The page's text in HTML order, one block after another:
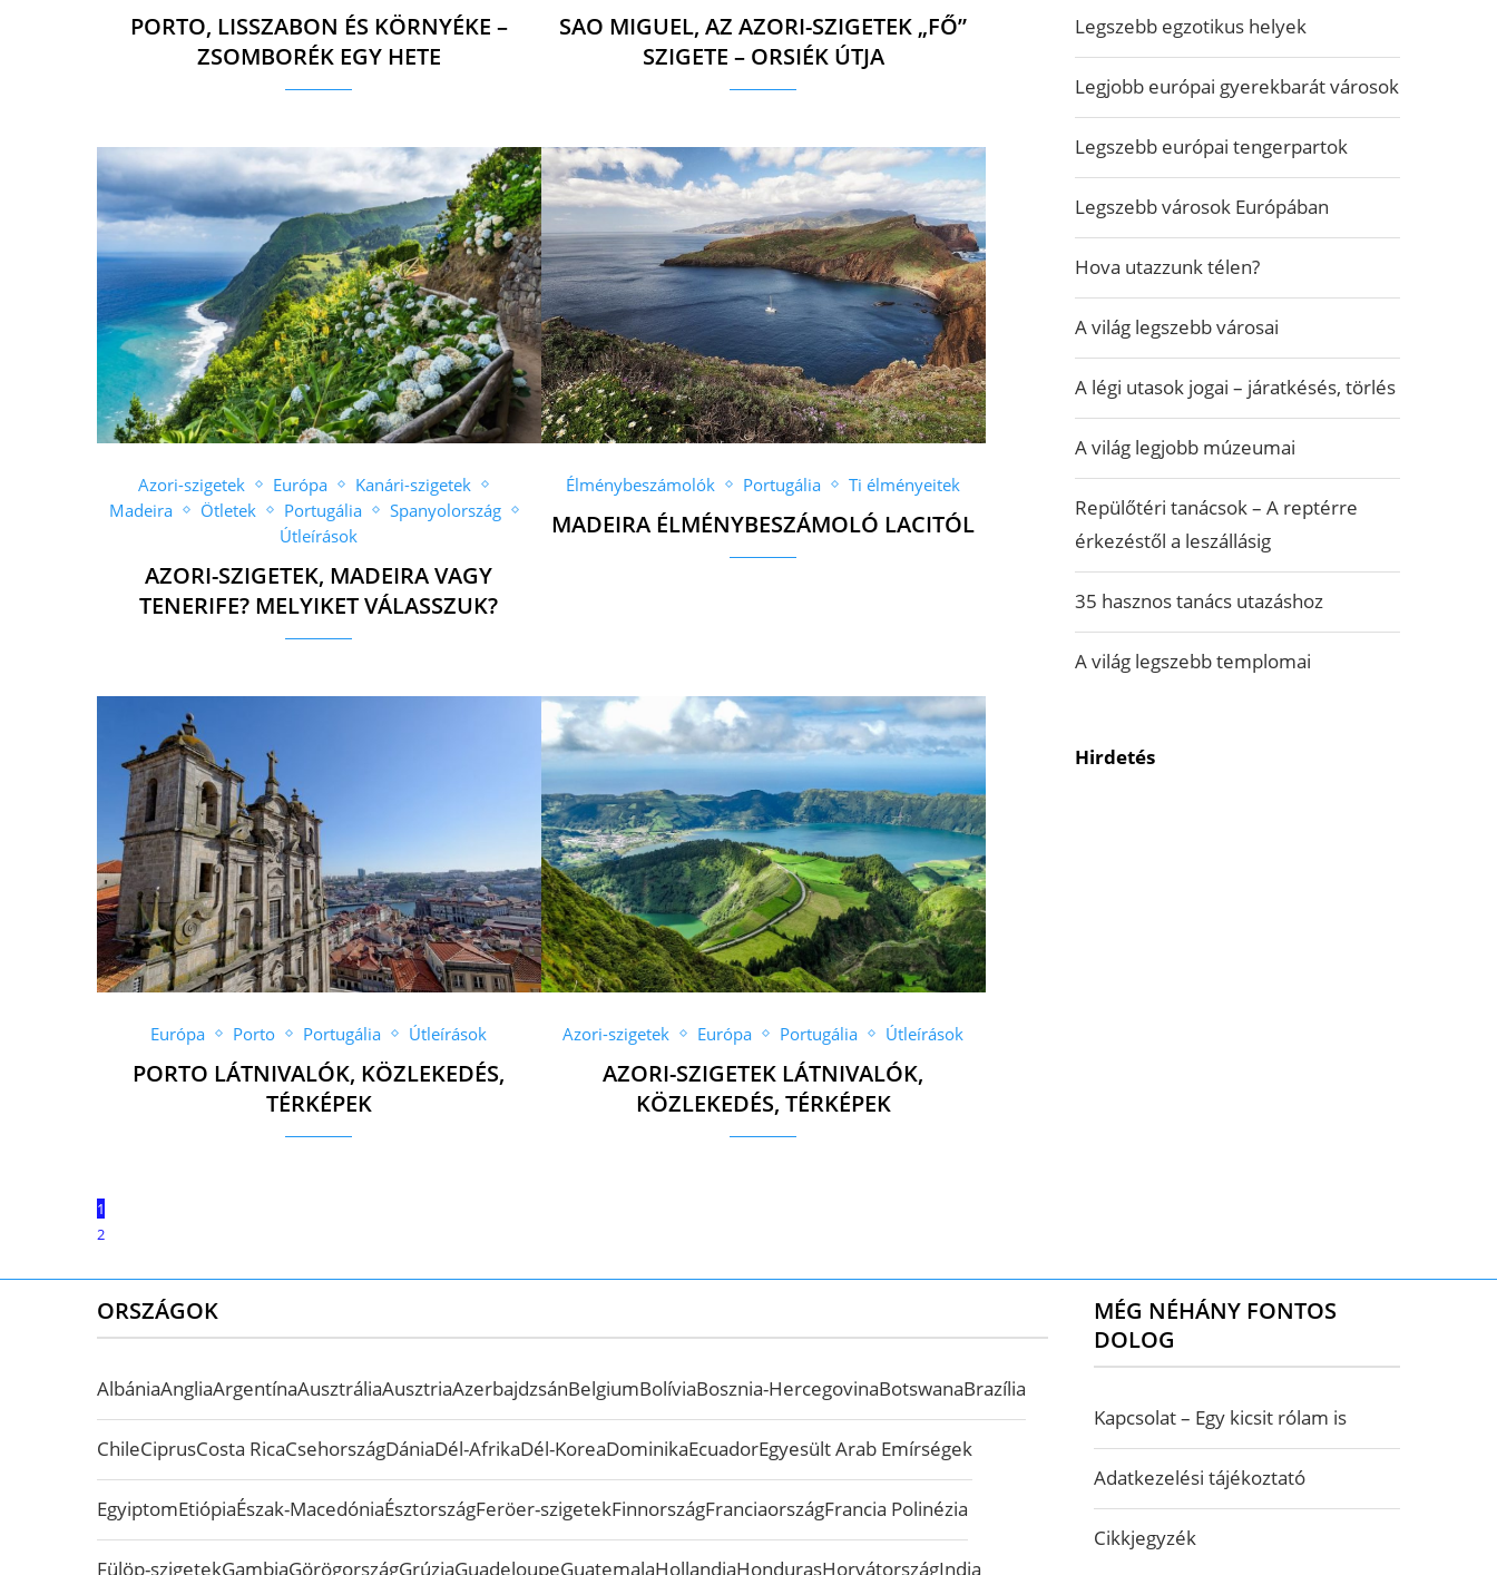
PORTO, LISSZABON ÉS KÖRNYÉKE –
ZSOMBORÉK EGY HETE
SAO MIGUEL, AZ AZORI-SZIGETEK „FŐ”
SZIGETE – ORSIÉK ÚTJA
Azori-szigetek Európa
Kanári-szigetek
Madeira
Ötletek Portugália
Spanyolország
Útleírások
AZORI-SZIGETEK, MADEIRA VAGY
TENERIFE? MELYIKET VÁLASSZUK?
Élménybeszámolók Portugália Ti élményeitek
MADEIRA ÉLMÉNYBESZÁMOLÓ LACITÓL
Európa Porto Portugália Útleírások
PORTO LÁTNIVALÓK, KÖZLEKEDÉS,
TÉRKÉPEK
Azori-szigetek Európa Portugália Útleírások
AZORI-SZIGETEK LÁTNIVALÓK,
KÖZLEKEDÉS, TÉRKÉPEK
1
2
Legszebb egzotikus helyek
Legjobb európai gyerekbarát városok
Legszebb európai tengerpartok
Legszebb városok Európában
Hova utazzunk télen?
A világ legszebb városai
A légi utasok jogai – járatkésés, törlés
A világ legjobb múzeumai
Repülőtéri tanácsok – A reptérre
érkezéstől a leszállásig
35 hasznos tanács utazáshoz
A világ legszebb templomai
Hirdetés
ORSZÁGOK
AlbániaAngliaArgentínaAusztráliaAusztriaAzerbajdzsánBelgiumBolíviaBosznia-HercegovinaBotswanaBrazília
ChileCiprusCosta RicaCsehországDániaDél-AfrikaDél-KoreaDominikaEcuadorEgyesült Arab Emírségek
EgyiptomEtiópiaÉszak-MacedóniaÉsztországFeröer-szigetekFinnországFranciaországFrancia Polinézia
Fülöp-szigetekGambiaGörögországGrúziaGuadeloupeGuatemalaHollandiaHondurasHorvátországIndia
MÉG NÉHÁNY FONTOS
DOLOG
Kapcsolat – Egy kicsit rólam is
Adatkezelési tájékoztató
Cikkjegyzék